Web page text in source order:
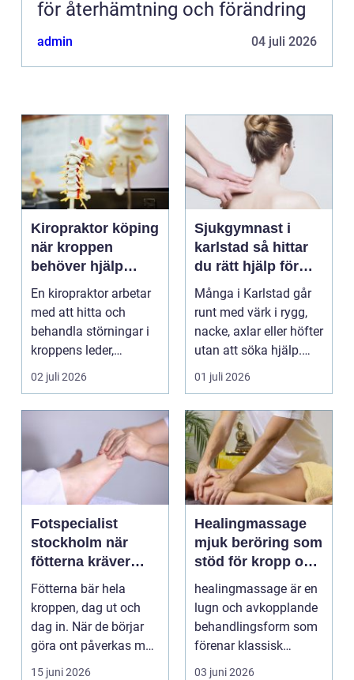
för återhämtning och förändring
admin 04 juli 2026
Kiropraktor köping
när kroppen
behöver hjälp
tillbaka
En kiropraktor arbetar
med att hitta och
behandla störningar i
kroppens leder,
muskler och
nervsyste...
02 juli 2026
Sjukgymnast i
karlstad så hittar
du rätt hjälp för
kroppen
Många i Karlstad går
runt med värk i rygg,
nacke, axlar eller höfter
utan att söka hjälp.
Andra har ...
01 juli 2026
Fotspecialist
stockholm när
fötterna kräver
mer än vanliga
sulor
Fötterna bär hela
kroppen, dag ut och
dag in. När de börjar
göra ont påverkas mer
15 juni 2026
Healingmassage
mjuk beröring som
stöd för kropp och
själ
healingmassage är en
lugn och avkopplande
behandlingsform som
förenar klassisk
massage med
03 juni 2026